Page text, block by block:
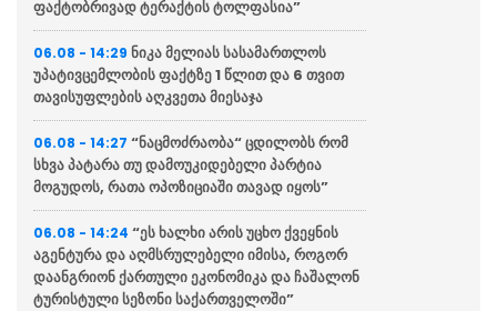
ფაქტობრივად ტერაქტის ტოლფასია”
06.08 - 14:29 ნიკა მელიას სასამართლოს
უპატივცემლობის ფაქტზე 1 წლით და 6 თვით
თავისუფლების აღკვეთა მიესაჯა
06.08 - 14:27 “ნაცმოძრაობა“ ცდილობს რომ
სხვა პატარა თუ დამოუკიდებელი პარტია
მოგუდოს, რათა ოპოზიციაში თავად იყოს”
06.08 - 14:24 “ეს ხალხი არის უცხო ქვეყნის
აგენტურა და აღმსრულებელი იმისა, როგორ
დაანგრიონ ქართული ეკონომიკა და ჩაშალონ
ტურისტული სეზონი საქართველოში”